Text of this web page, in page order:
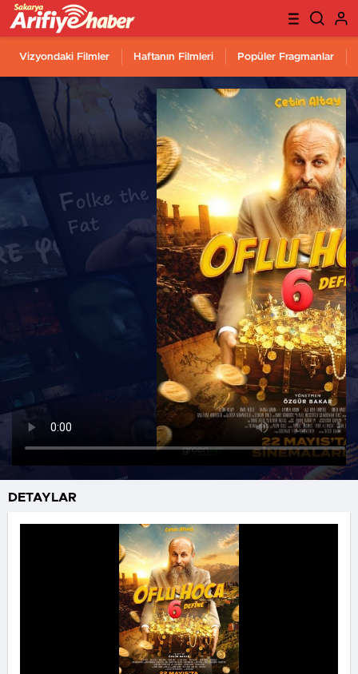
Vizyondaki Filmler Haftanın Filmleri Popüler Fragmanlar
DETAYLAR